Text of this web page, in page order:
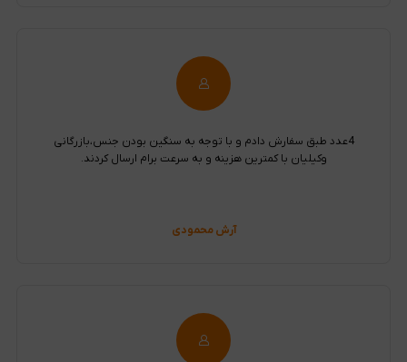
4عدد طبق سفارش دادم و با توجه به سنگین بودن جنس،بازرگانی
وکیلیان با کمترین هزینه و به سرعت برام ارسال کردند.
آرش محمودی